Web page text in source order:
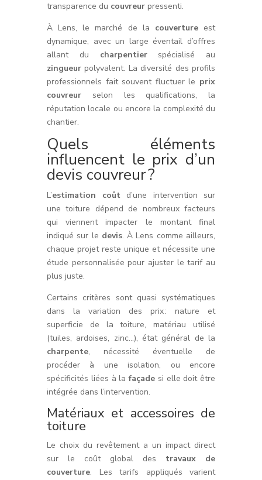
transparence du couvreur pressenti.
À Lens, le marché de la couvertureest
dynamique, avec un large éventail d’offres
allant du charpentierspécialisé au
zingueur polyvalent. La diversité des profils
professionnels fait souvent fluctuer le prix
couvreur selon les qualifications, la
réputation locale ou encore la complexité du
chantier.
Quels éléments
influencent le prix d’un
devis couvreur ?
L’estimation coûtd’une intervention sur
une toiture dépend de nombreux facteurs
qui viennent impacter le montant final
indiqué sur le devis. À Lens comme ailleurs,
chaque projet reste unique et nécessite une
étude personnalisée pour ajuster le tarif au
plus juste.
Certains critères sont quasi systématiques
dans la variation des prix : nature et
superficie de la toiture, matériau utilisé
(tuiles, ardoises, zinc…), état général de la
charpente, nécessité éventuelle de
procéder à une isolation, ou encore
spécificités liées à lafaçade si elle doit être
intégrée dans l’intervention.
Matériaux et accessoires de
toiture
Le choix du revêtement a un impact direct
sur le coût global des travaux de
couverture. Les tarifs appliqués varient